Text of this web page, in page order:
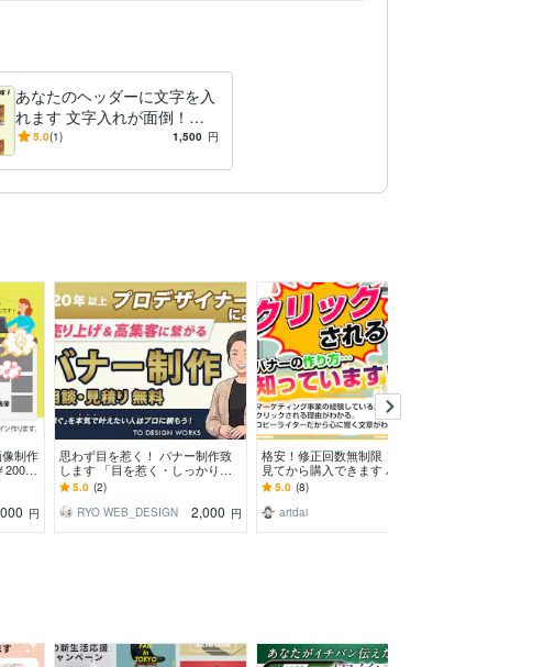
あなたのヘッダーに文字を入
れます 文字入れが面倒！わ
からない！というそこのあな
5.0(1) 1,500 円
制作
2000
円
思わず目を惹く！ バナー制作致
します 「目を惹く・しっかり届
く」 サービスの魅力！
5.0 (2)
RYO WEB_DESIGN
2,000 円
格安！修正回数無制限！ラフ案を
見てから購入できます バナーを
短納期で作成致します！マーケテ
ィングのプロが作成！
5.0 (8)
artdai